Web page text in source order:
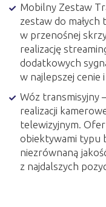
Mobilny Zestaw
zestaw do
w przenośnej
realizację
dodatkowych
w najlepszej cenie
Wóz transmisyjny
realizacji
telewizyjnym.
obiektywami typu
niezrównaną
z najdalszych